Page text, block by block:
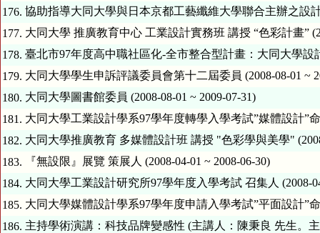
176. 協助指導大同大學與日本京都工藝纖維大學聯合主辦之設
177.
大同大學 推廣教育中心 工業
178. 臺北市97年度高中職社區化-全市整合型計畫：大同大學設
179. 大同大學學生申訴評議委員會第十二屆委員 (2008-08-01 ~
180. 大同大學圖書館委員 (2008-08-01 ~ 2009-07-31)
181. 大同大學工業設計學系97學年度轉學入學考試”媒體設計”
182. 大同大學推廣教育 多媒體設計班 講授 "色彩學與美學"
183.
『無設限』展覽 策展人 (2008-04-01 ~ 2008-06-30)
184. 大同大學工業設計研究所97學年度入學考試 召集人 (2008-
185. 大同大學媒體設計學系97學年度申請入學考試”平面設計”
186. 主持學術演講：科技品牌變感性 (主講人：陳秉良 先生。